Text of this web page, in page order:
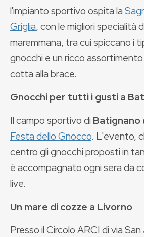
l'impianto sportivo ospita la
Griglia, con le migliori specialità
maremmana, tra cui spiccano i
gnocchi e un ricco assortimento
cotta alla brace.
Gnocchi per tutti i gusti a
Il campo sportivo di Batignano
Festa dello Gnocco. L'evento,
centro gli gnocchi proposti in
è accompagnato ogni sera da
live.
Un mare di cozze a Livorno
Presso il Circolo ARCI di via